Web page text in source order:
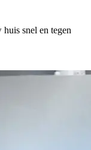
snel en tegen